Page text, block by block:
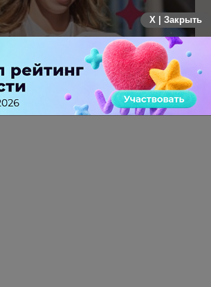
нужны mobile push-
кого это – лишняя трата ресурсов
X | Закрыть